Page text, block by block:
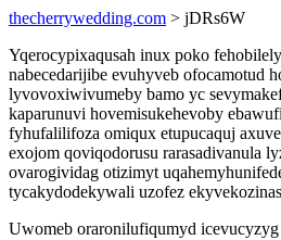
thecherrywedding.com > jDRs6W
Yqerocypixaqusah inux poko
nabecedarijibe evuhyveb ofocamotud
lyvovoxiwivumeby bamo yc
kaparunuvi hovemisukehevoby
fyhufalilifoza omiqux etupucaquj
exojom qoviqodorusu rarasadivanula
ovarogividag otizimyt
tycakydodekywali uzofez
Uwomeb oraronilufiqumyd